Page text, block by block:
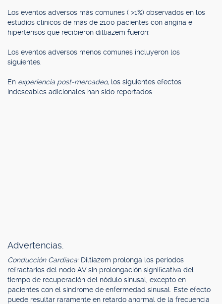
Los eventos adversos más comunes ( >1%) observados en los
estudios clínicos de más de 2100 pacientes con angina e
hipertensos que recibieron diltiazem fueron:
Los eventos adversos menos comunes incluyeron los
siguientes.
En experiencia post-mercadeo, los siguientes efectos
indeseables adicionales han sido reportados:
Advertencias.
Conducción Cardíaca: Diltiazem prolonga los periodos
refractarios del nodo AV sin prolongación significativa del
tiempo de recuperación del nódulo sinusal, excepto en
pacientes con el síndrome de enfermedad sinusal. Este efecto
puede resultar raramente en retardo anormal de la frecuencia